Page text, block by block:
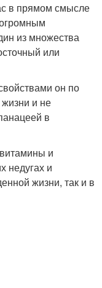
в прямом смысле
из множества
или
он по
и не
в
и
недугах и
жизни, так и в